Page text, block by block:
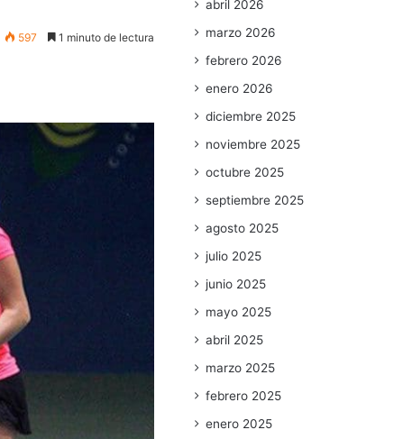
597 1 minuto de lectura
abril 2026
marzo 2026
febrero 2026
enero 2026
diciembre 2025
noviembre 2025
octubre 2025
septiembre 2025
agosto 2025
julio 2025
junio 2025
mayo 2025
abril 2025
marzo 2025
febrero 2025
enero 2025